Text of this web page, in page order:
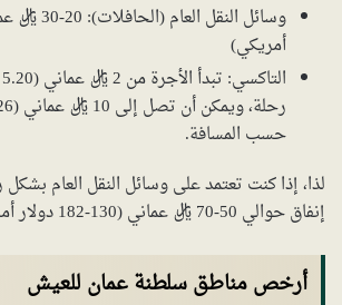
أمريكي)
حسب المسافة.
لذا، إذا كنت تعتمد على وسائل النقل العام
إنفاق حوالي 50-70 ريال عماني (130-182 دولار أمريكي) شهريًا.
أرخص مناطق سلطنة عمان للعيش